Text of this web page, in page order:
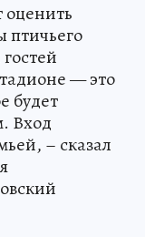
оценить
птичьего
— это
будет
Вход
– сказал